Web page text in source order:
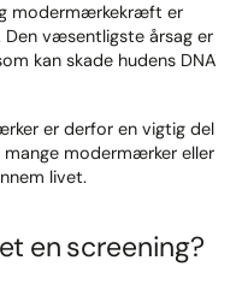
modermærkekræft er
væsentligste årsag er
kan skade hudens DNA
er derfor en vigtig del
modermærker eller
livet.
en screening?